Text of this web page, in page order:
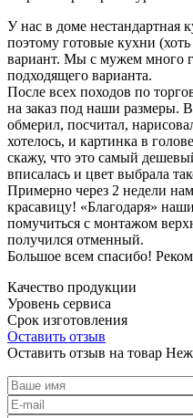
У нас в доме нестандартная
поэтому готовые кухни
вариант. Мы с мужем много
подходящего варианта.
После всех походов по
на заказ под наши размеры.
обмерил, посчитал,
хотелось, и картинка в
скажу, что это самый
вписалась и цвет выбрала
Примерно через 2 недели
красавицу! «Благодаря»
помучиться с монтажом
получился отменный.
Большое всем спасибо!
Качество продукции
Уровень сервиса
Срок изготовления
Оставить отзыв
Оставить отзыв на товар